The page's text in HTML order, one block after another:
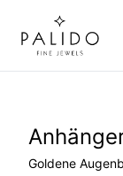
Goldene